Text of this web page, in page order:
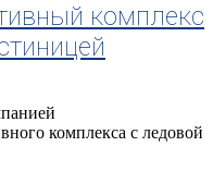
комплекс
комплекса с ледовой